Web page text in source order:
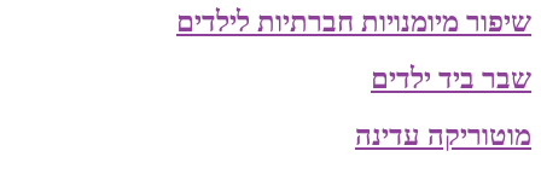
שיפור מיומנויות חברתיות לילדים
שבר ביד ילדים
מוטוריקה עדינה